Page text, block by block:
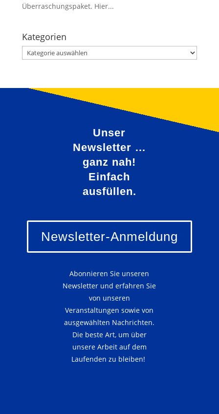
Überraschungspaket. Hier...
Kategorien
Kategorien
Unser
Newsletter …
ganz nah!
Einfach
ausfüllen.
Newsletter-Anmeldung
Abonnieren Sie unseren
Newsletter und erfahren Sie
von unseren
Veranstaltungen sowie von
ausgewählten Nachrichten.
Die beste Art, um über
unsere Arbeit auf dem
Laufenden zu bleiben!